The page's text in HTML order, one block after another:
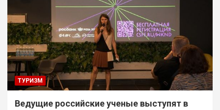
ТУРИЗМ
Ведущие российские ученые выступят в